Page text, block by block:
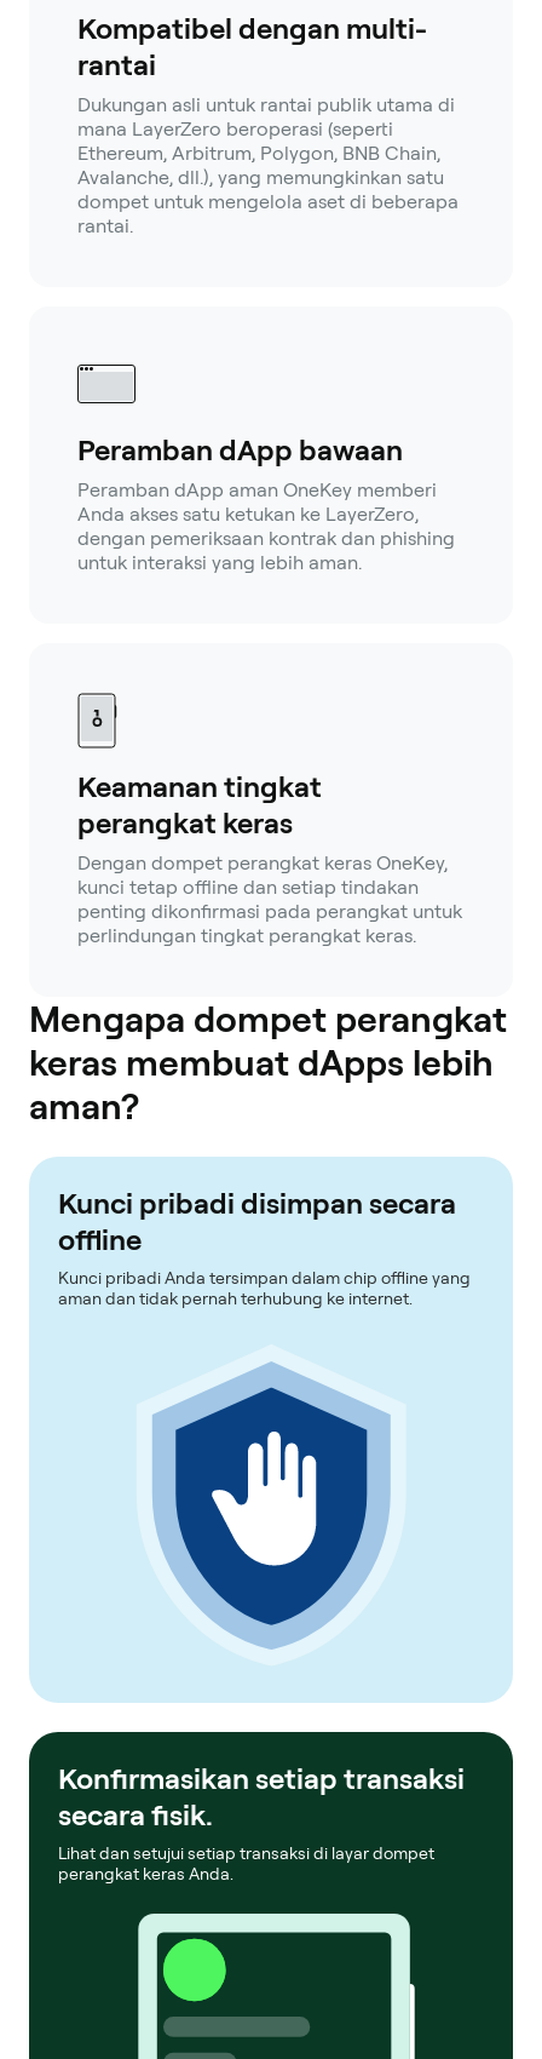
Kompatibel dengan multi-
rantai
Dukungan asli untuk rantai publik utama di
mana LayerZero beroperasi (seperti
Ethereum, Arbitrum, Polygon, BNB Chain,
Avalanche, dll.), yang memungkinkan satu
dompet untuk mengelola aset di beberapa
rantai.
Peramban dApp bawaan
Peramban dApp aman OneKey memberi
Anda akses satu ketukan ke LayerZero,
dengan pemeriksaan kontrak dan phishing
untuk interaksi yang lebih aman.
Keamanan tingkat
perangkat keras
Dengan dompet perangkat keras OneKey,
kunci tetap offline dan setiap tindakan
penting dikonfirmasi pada perangkat untuk
perlindungan tingkat perangkat keras.
Mengapa dompet perangkat
keras membuat dApps lebih
aman?
Kunci pribadi disimpan secara
offline
Kunci pribadi Anda tersimpan dalam chip offline yang
aman dan tidak pernah terhubung ke internet.
Konfirmasikan setiap transaksi
secara fisik.
Lihat dan setujui setiap transaksi di layar dompet
perangkat keras Anda.